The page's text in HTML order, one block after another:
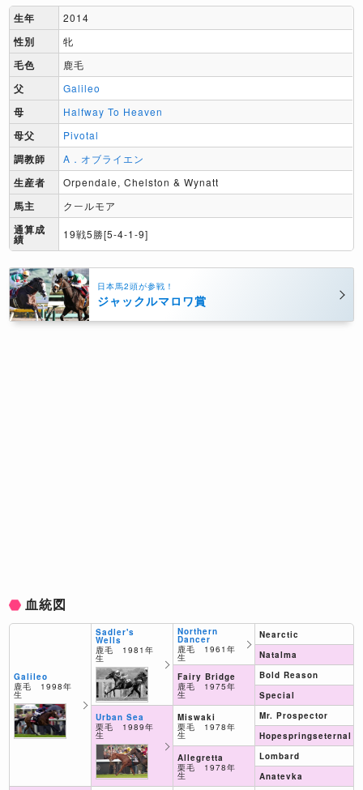
生年 2014
性別 牝
毛色 鹿毛
父 Galileo
母 Halfway To Heaven
母父 Pivotal
調教師 A．オブライエン
生産者 Orpendale, Chelston & Wynatt
馬主 クールモア
通算成
績 19戦5勝[5-4-1-9]
日本馬2頭が参戦！
ジャックルマロワ賞
血統図
Galileo
鹿毛 1998年
生
Sadler's
Wells
鹿毛 1981年
生
Urban Sea
栗毛 1989年
生
Northern
Dancer
鹿毛 1961年
生
Fairy Bridge
鹿毛 1975年
生
Miswaki
栗毛 1978年
生
Allegretta
栗毛 1978年
生
Nearctic
Natalma
Bold Reason
Special
Mr. Prospector
Hopespringseternal
Lombard
Anatevka